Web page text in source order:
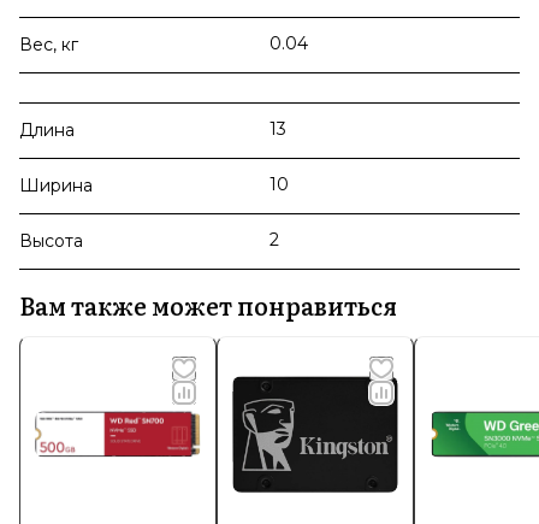
Вес, кг 0.04
Длина 13
Ширина 10
Высота 2
Вам также может понравиться